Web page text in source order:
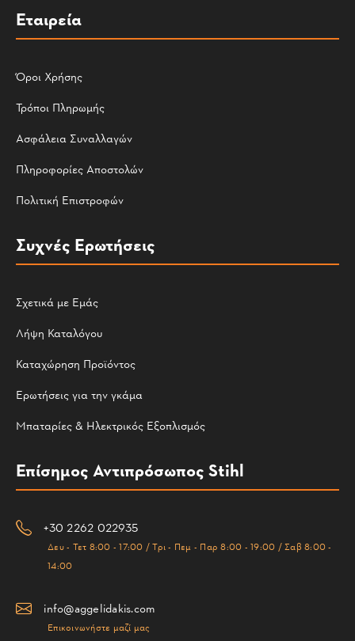
Εταιρεία
Όροι Χρήσης
Τρόποι Πληρωμής
Ασφάλεια Συναλλαγών
Πληροφορίες Αποστολών
Πολιτική Επιστροφών
Συχνές Ερωτήσεις
Σχετικά με Εμάς
Λήψη Καταλόγου
Καταχώρηση Προϊόντος
Ερωτήσεις για την γκάμα
Μπαταρίες & Ηλεκτρικός Εξοπλισμός
Επίσημος Αντιπρόσωπος Stihl
+30 2262 022935
Δευ - Τετ 8:00 - 17:00 / Τρι - Πεμ - Παρ 8:00 - 19:00 / Σαβ 8:00 -
14:00
info@aggelidakis.com
Επικοινωνήστε μαζί μας